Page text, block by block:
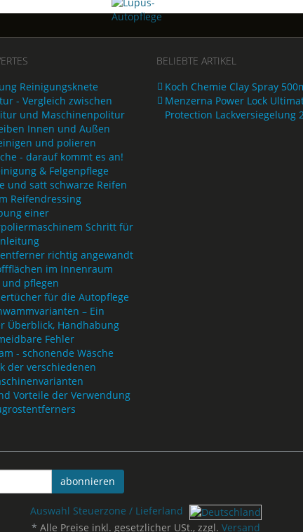
Reinigungsknete
- Vergleich zwischen
und Maschinenpolitur
Innen und Außen
und polieren
- darauf kommt es an!
& Felgenpflege
und satt schwarze Reifen
Reifendressing
einer
Schritt für
richtig angewandt
im Innenraum
pflegen
für die Autopflege
– Ein
Überblick, Handhabung
Fehler
- schonende Wäsche
der verschiedenen
Vorteile der Verwendung
BELIEBTE ARTIKEL
Koch Chemie Clay Spray
Menzerna Power Lock
Protection Lackversiegelung
abonnieren
Auswahl Steuerzone / Lieferland
* Alle Preise inkl. gesetzlicher USt., zzgl. Versand